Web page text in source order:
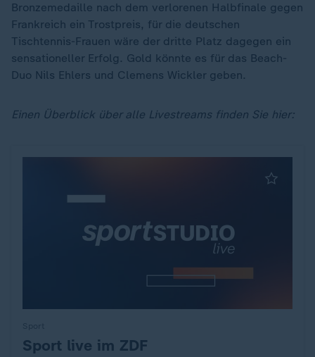
Bronzemedaille nach dem verlorenen Halbfinale gegen
Frankreich ein Trostpreis, für die deutschen
Tischtennis-Frauen wäre der dritte Platz dagegen ein
sensationeller Erfolg. Gold könnte es für das Beach-
Duo Nils Ehlers und Clemens Wickler geben.
Einen Überblick über alle Livestreams finden Sie hier:
:Sport live im ZDF